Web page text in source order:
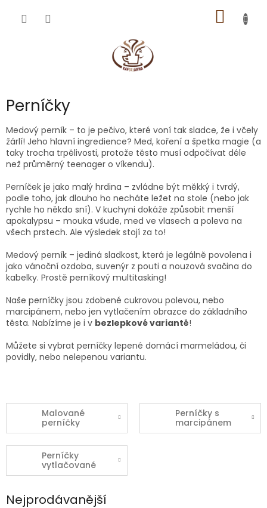
KOŠÍK
Perníčky
Medový perník – to je pečivo, které voní tak sladce, že i včely
žárlí! Jeho hlavní ingredience? Med, koření a špetka magie (a
taky trocha trpělivosti, protože těsto musí odpočívat déle
než průměrný teenager o víkendu).
Perníček je jako malý hrdina – zvládne být měkký i tvrdý,
podle toho, jak dlouho ho necháte ležet na stole (nebo jak
rychle ho někdo sní). V kuchyni dokáže způsobit menší
apokalypsu – mouka všude, med ve vlasech a poleva na
všech prstech. Ale výsledek stojí za to!
Medový perník – jediná sladkost, která je legálně povolena i
jako vánoční ozdoba, suvenýr z pouti a nouzová svačina do
kabelky. Prostě perníkový multitasking!
Naše perníčky jsou zdobené cukrovou polevou, nebo
marcipánem, nebo jen vytlačením obrazce do základního
těsta. Nabízíme je i v bezlepkové variantě!
Můžete si vybrat perníčky lepené domácí marmeládou, či
povidly, nebo nelepenou variantu.
Malované
perníčky
Perníčky s
marcipánem
Perníčky
vytlačované
Nejprodávanější